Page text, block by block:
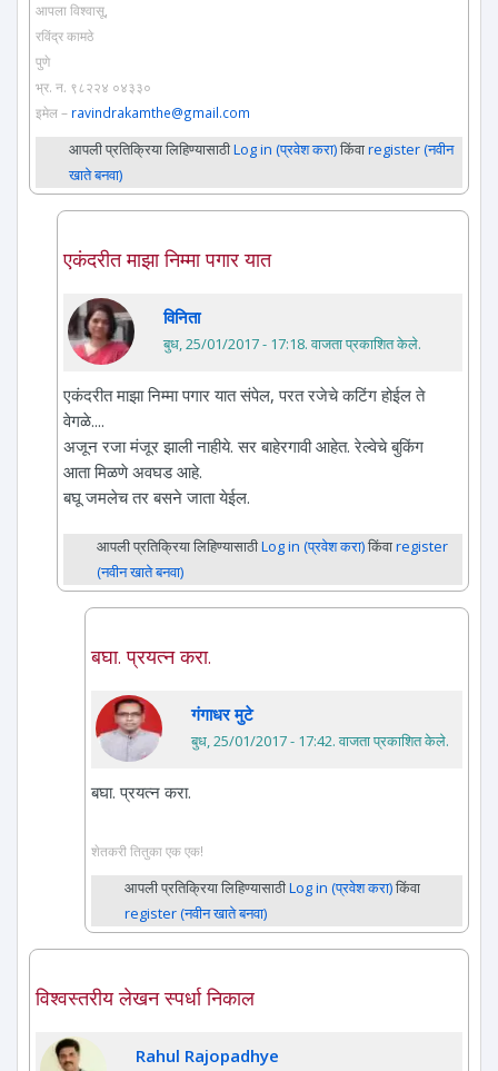
आपला विश्वासू,
रविंद्र कामठे
पुणे
भ्र. न. ९८२२४ ०४३३०
इमेल – ravindrakamthe@gmail.com
आपली प्रतिक्रिया लिहिण्यासाठीLog in (प्रवेश करा)किंवाregister (नवीन
खाते बनवा)
एकंदरीत माझा निम्मा पगार यात
विनिता
बुध, 25/01/2017 - 17:18. वाजता प्रकाशित केले.
एकंदरीत माझा निम्मा पगार यात संपेल, परत रजेचे कटिंग होईल ते
वेगळे....
अजून रजा मंजूर झाली नाहीये. सर बाहेरगावी आहेत. रेल्वेचे बुकिंग
आता मिळणे अवघड आहे.
बघू जमलेच तर बसने जाता येईल.
आपली प्रतिक्रिया लिहिण्यासाठीLog in (प्रवेश करा)किंवाregister
(नवीन खाते बनवा)
बघा. प्रयत्न करा.
गंगाधर मुटे
बुध, 25/01/2017 - 17:42. वाजता प्रकाशित केले.
बघा. प्रयत्न करा.
शेतकरी तितुका एक एक!
आपली प्रतिक्रिया लिहिण्यासाठीLog in (प्रवेश करा)किंवा
register (नवीन खाते बनवा)
विश्वस्तरीय लेखन स्पर्धा निकाल
Rahul Rajopadhye